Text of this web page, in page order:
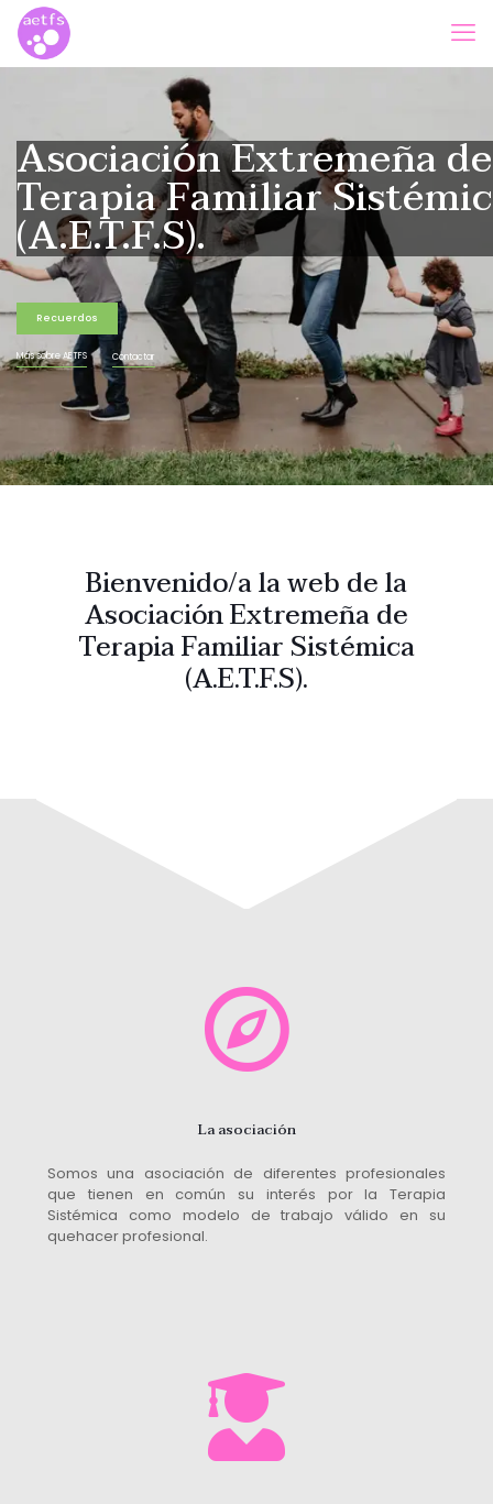
Asociación Extremeña de
Terapia Familiar
(A.E.T.F.S).
Recuerdos
Contactar
Más sobre AETFS
Bienvenido/a la web de la
Asociación Extremeña de
Terapia Familiar Sistémica
(A.E.T.F.S).
La asociación
Somos una asociación de diferentes profesionales
que tienen en común su interés por la Terapia
Sistémica como modelo de trabajo válido en su
quehacer profesional.